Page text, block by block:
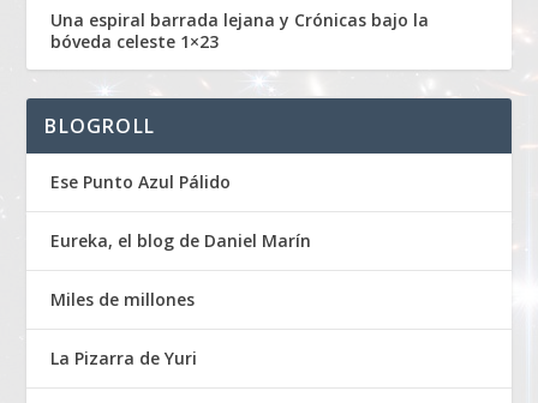
Una espiral barrada lejana y Crónicas bajo la
bóveda celeste 1×23
BLOGROLL
Ese Punto Azul Pálido
Eureka, el blog de Daniel Marín
Miles de millones
La Pizarra de Yuri